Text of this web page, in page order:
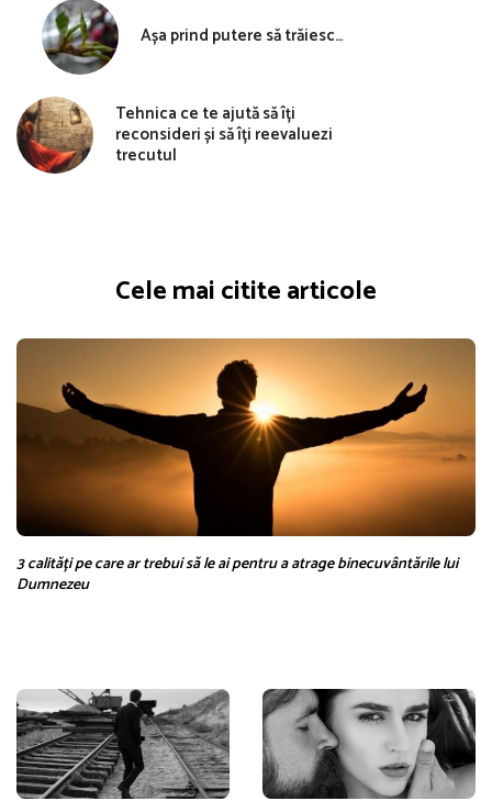
Așa prind putere să trăiesc…
Tehnica ce te ajută să îți
reconsideri și să îți reevaluezi
trecutul
Cele mai citite articole
3 calități pe care ar trebui să le ai pentru a atrage binecuvântările lui
Dumnezeu